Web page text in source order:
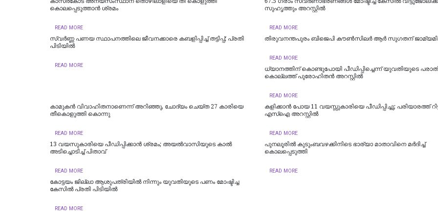
കൊലപ്പെടുത്താന്‍ ശ്രമം
READ MORE
സുഹൃത്തും അറസ്റ്റിൽ
READ MORE
സ്വർണ്ണ പണയ സ്ഥാപനത്തിലെ ജീവനക്കാരെ കബളിപ്പിച്ച് തട്ടിപ്പ്; പ്രതി
പിടിയില്‍
READ MORE
തിരുവനന്തപുരം ബിജെപി കൗൺസിലർ ആർ സുഗതന്
READ MORE
ധ്യാനത്തിന് കൊണ്ടുപോയി പീഡിപ്പിച്ചെന്ന് യുവതിയുടെ
കൊല്ലത്ത് പുരോഹിതന്‍ അറസ്റ്റില്‍
READ MORE
കാമുകൻ വിവാഹിതനാണെന്ന് അറിഞ്ഞു, ചോദ്യം ചെയ്ത 27 കാരിയെ
തീകൊളുത്തി കൊന്നു
READ MORE
കളിക്കാൻ പോയ 11 വയസ്സുകാരിയെ പീഡിപ്പിച്ചു; പരിയാരത്ത്
എസ്ഐ അറസ്റ്റിൽ
READ MORE
13 വയസുകാരിയെ പീഡിപ്പിക്കാൻ ശ്രമം; അയല്‍വാസിയുടെ കാല്‍
അടിച്ചൊടിച്ച് പിതാവ്
READ MORE
പുനലൂരിൽ കുടുംബവഴക്കിനിടെ ഭാര്യാ മാതാവിനെ മർദിച്ച്
കൊലപ്പെടുത്തി
READ MORE
കോട്ടയം ജില്ലാ ആശുപത്രിയിൽ നിന്നും യുവതിയുടെ പണം മോഷ്ടിച്ച
കേസിൽ പ്രതി പിടിയിൽ
READ MORE